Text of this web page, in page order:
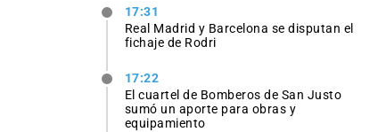
17:31
Real Madrid y Barcelona se disputan el
fichaje de Rodri
17:22
El cuartel de Bomberos de San Justo
sumó un aporte para obras y
equipamiento